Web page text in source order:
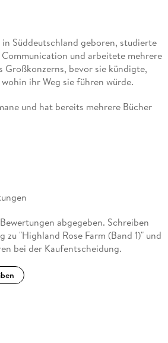
Süddeutschland geboren, studierte
und arbeitete mehrere
Großkonzerns, bevor sie kündigte,
ihr Weg sie führen würde.
und hat bereits mehrere Bücher
Themen, die auch ihre
uns, sondern begegnen uns genau
Ich möchte die Menschen mit
Wenn mir das gelingt, bin ich
abgegeben. Schreiben
zu "Highland Rose Farm (Band 1)" und
bei der Kaufentscheidung.